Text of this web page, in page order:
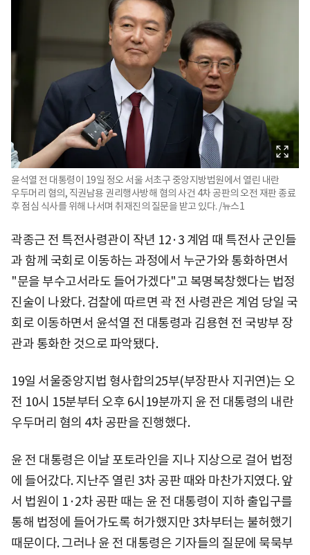
윤석열 전 대통령이 19일 정오 서울 서초구 중앙지방법원에서 열린 내란
우두머리 혐의, 직권남용 권리행사방해 혐의 사건 4차 공판의 오전 재판 종료
후 점심 식사를 위해 나서며 취재진의 질문을 받고 있다. /뉴스1
곽종근 전 특전사령관이 작년 12·3 계엄 때 특전사 군인들
과 함께 국회로 이동하는 과정에서 누군가와 통화하면서
"문을 부수고서라도 들어가겠다"고 복명복창했다는 법정
진술이 나왔다. 검찰에 따르면 곽 전 사령관은 계엄 당일 국
회로 이동하면서 윤석열 전 대통령과 김용현 전 국방부 장
관과 통화한 것으로 파악됐다.
19일 서울중앙지법 형사합의25부(부장판사 지귀연)는 오
전 10시 15분부터 오후 6시19분까지 윤 전 대통령의 내란
우두머리 혐의 4차 공판을 진행했다.
윤 전 대통령은 이날 포토라인을 지나 지상으로 걸어 법정
에 들어갔다. 지난주 열린 3차 공판 때와 마찬가지였다. 앞
서 법원이 1·2차 공판 때는 윤 전 대통령이 지하 출입구를
통해 법정에 들어가도록 허가했지만 3차부터는 불허했기
때문이다. 그러나 윤 전 대통령은 기자들의 질문에 묵묵부